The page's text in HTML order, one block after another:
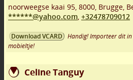
noorweegse kaai 95, 8000, Brugge,
******@yahoo.com, +32478709012
Download VCARD
Handig! Importeer dit
mobieltje!
Celine Tanguy